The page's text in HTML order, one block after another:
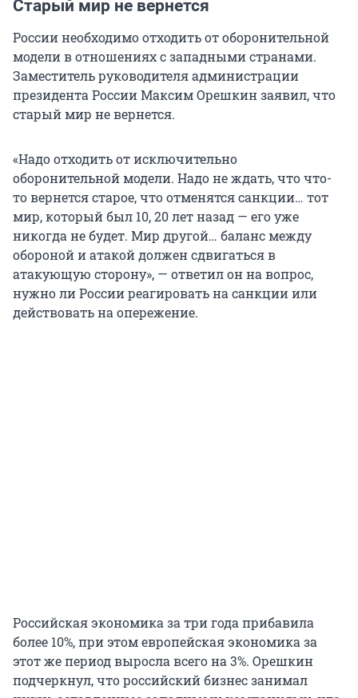
Старый мир не вернется
России необходимо отходить от оборонительной
модели в отношениях с западными странами.
Заместитель руководителя администрации
президента России Максим Орешкин заявил, что
старый мир не вернется.
«Надо отходить от исключительно
оборонительной модели. Надо не ждать, что что-
то вернется старое, что отменятся санкции… тот
мир, который был 10, 20 лет назад — его уже
никогда не будет. Мир другой… баланс между
обороной и атакой должен сдвигаться в
атакующую сторону», — ответил он на вопрос,
нужно ли России реагировать на санкции или
действовать на опережение.
Российская экономика за три года прибавила
более 10%, при этом европейская экономика за
этот же период выросла всего на 3%. Орешкин
подчеркнул, что российский бизнес занимал